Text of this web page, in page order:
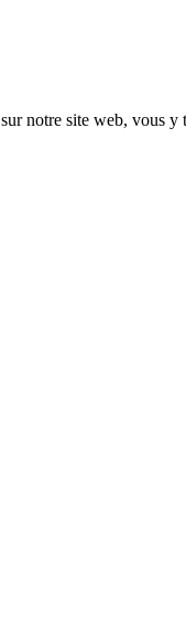
sur notre site web, vous y